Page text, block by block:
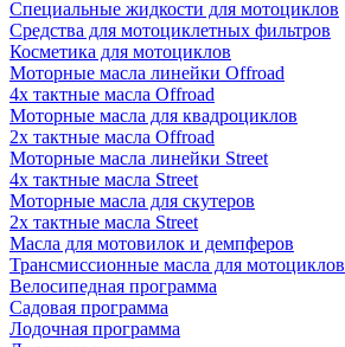
Специальные жидкости для мотоциклов
Средства для мотоциклетных фильтров
Косметика для мотоциклов
Моторные масла линейки Offroad
4х тактные масла Offroad
Моторные масла для квадроциклов
2х тактные масла Offroad
Моторные масла линейки Street
4х тактные масла Street
Моторные масла для скутеров
2х тактные масла Street
Масла для мотовилок и демпферов
Трансмиссионные масла для мотоциклов
Велосипедная программа
Садовая программа
Лодочная программа